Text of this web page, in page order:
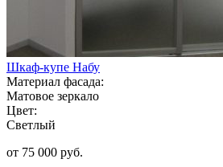
Шкаф-купе Набу
Материал фасада:
Матовое зеркало
Цвет:
Светлый
от 75 000 руб.